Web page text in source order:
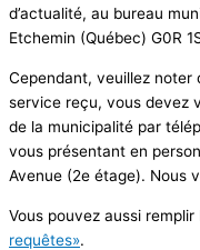
d’actualité, au bureau
Etchemin (Québec) G0R
Cependant, veuillez noter
service reçu, vous devez
de la municipalité par
vous présentant en
Avenue (2e étage). Nous
Vous pouvez aussi
requêtes».